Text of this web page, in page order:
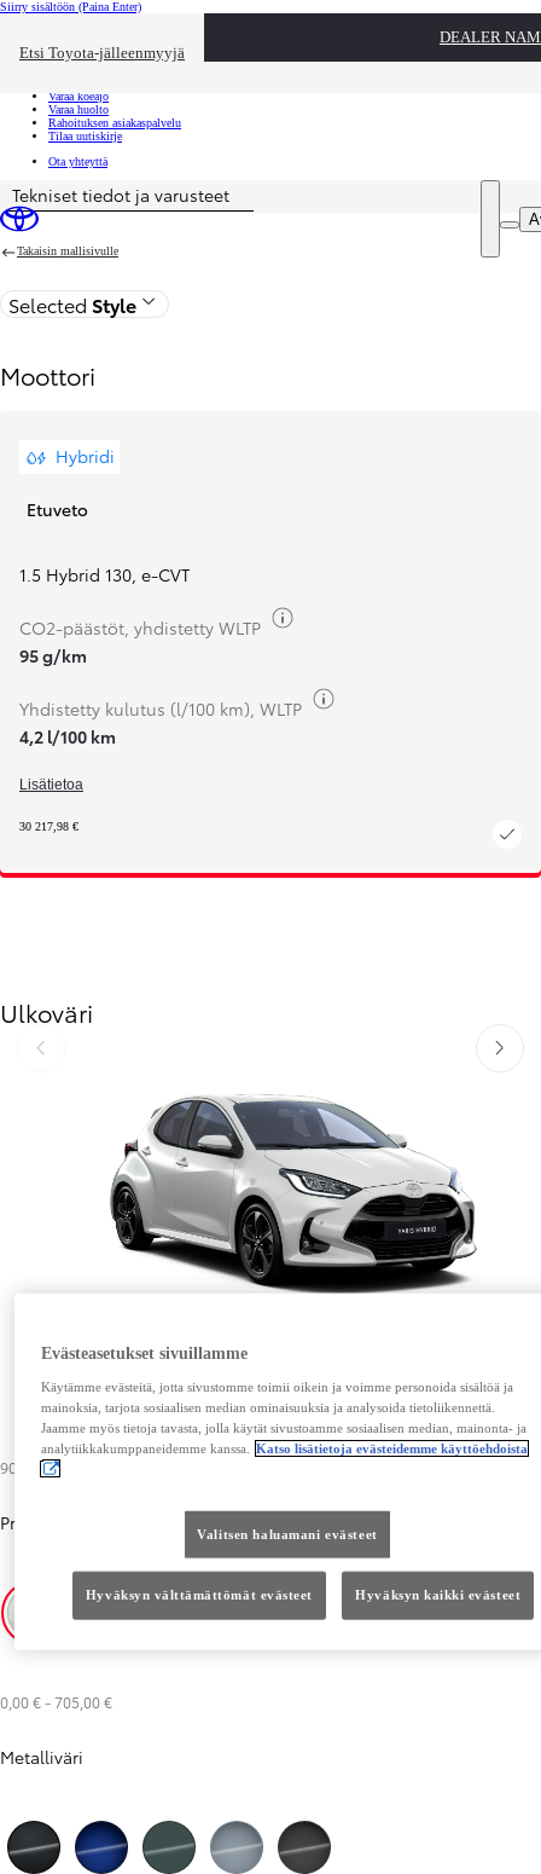
Siirry sisältöön (Paina Enter)
Etsi Toyota-jälleenmyyjä
DEALER
Toyota palvelee Sulje
Varaa koeajo
Varaa huolto
Rahoituksen asiakaspalvelu
Tilaa uutiskirje
Ota yhteyttä
Price is updated The price of your configuration is 31 125,98 €
Tekniset tiedot ja varusteet
Takaisin mallisivulle
Selected Style
Moottori
Hybridi
Etuveto
1.5 Hybrid 130, e-CVT
CO2-päästöt, yhdistetty WLTP
95 g/km
Yhdistetty kulutus (l/100 km), WLTP
4,2 l/100 km
Lisätietoa
30 217,98 €
Ulkoväri
Edellinen Seuraava
908,00 €
Premiumväri
0,00 €-705,00 €
Metalliväri
Evästeasetukset sivuillamme
Käytämme evästeitä, jotta sivustomme toimii oikein ja voimme personoida sisältöä ja
mainoksia, tarjota sosiaalisen median ominaisuuksia ja analysoida tietoliikennettä.
Jaamme myös tietoja tavasta, jolla käytät sivustoamme sosiaalisen median, mainonta- ja
analytiikkakumppaneidemme kanssa.
Katso lisätietoja evästeidemme käyttöehdoista
Valitsen haluamani evästeet
Hyväksyn välttämättömät evästeet Hyväksyn kaikki evästeet